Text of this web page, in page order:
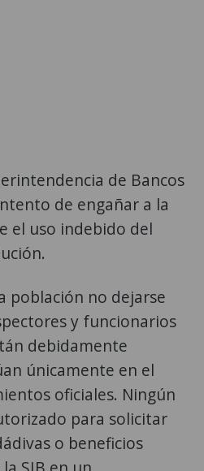
de Bancos
de engañar a la
el uso indebido del
población no dejarse
y funcionarios
debidamente
únicamente en el
oficiales. Ningún
para solicitar
o beneficios